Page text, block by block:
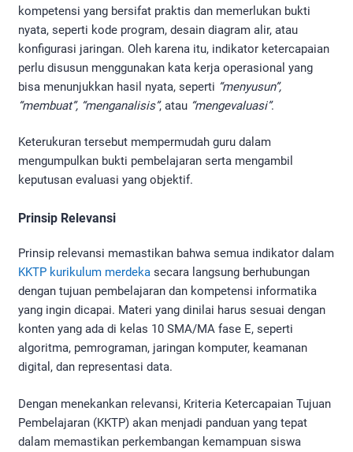
kompetensi yang bersifat praktis dan memerlukan bukti
nyata, seperti kode program, desain diagram alir, atau
konfigurasi jaringan. Oleh karena itu, indikator ketercapaian
perlu disusun menggunakan kata kerja operasional yang
bisa menunjukkan hasil nyata, seperti “menyusun”,
“membuat”, “menganalisis”, atau “mengevaluasi”.
Keterukuran tersebut mempermudah guru dalam
mengumpulkan bukti pembelajaran serta mengambil
keputusan evaluasi yang objektif.
Prinsip Relevansi
Prinsip relevansi memastikan bahwa semua indikator dalam
KKTP kurikulum merdeka secara langsung berhubungan
dengan tujuan pembelajaran dan kompetensi informatika
yang ingin dicapai. Materi yang dinilai harus sesuai dengan
konten yang ada di kelas 10 SMA/MA fase E, seperti
algoritma, pemrograman, jaringan komputer, keamanan
digital, dan representasi data.
Dengan menekankan relevansi, Kriteria Ketercapaian Tujuan
Pembelajaran (KKTP) akan menjadi panduan yang tepat
dalam memastikan perkembangan kemampuan siswa